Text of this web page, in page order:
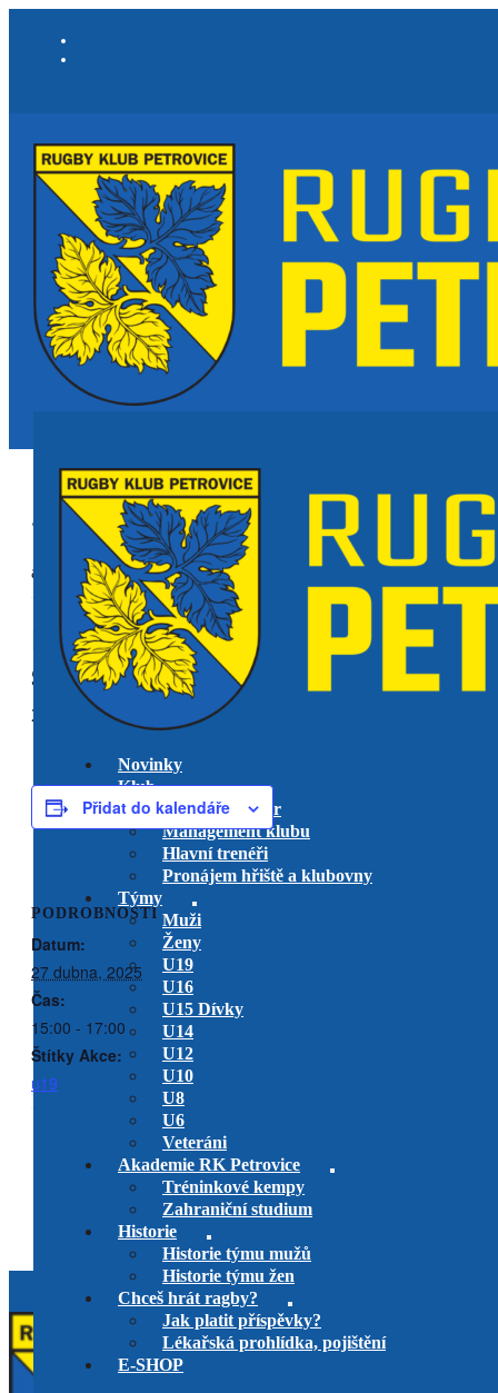
Novinky
Klub
Výkonný výbor
Management klubu
Hlavní trenéři
Pronájem hřiště a klubovny
Týmy
Muži
Ženy
U19
U16
U15 Dívky
U14
U12
U10
U8
U6
Veteráni
Akademie RK Petrovice
Tréninkové kempy
Zahraniční studium
Historie
Historie týmu mužů
Historie týmu žen
Chceš hrát ragby?
Jak platit příspěvky?
Lékařská prohlídka, pojištění
E-SHOP
« Všechny Akce
akce již proběhla.
RK Petrovice U19 vs. RC Tatra
Smíchov
27 dubna, 2025 @ 15:00-17:00
Přidat do kalendáře
PODROBNOSTI
Datum:
27 dubna, 2025
Čas:
15:00 - 17:00
Štítky Akce:
u19
RK Petrovice U14 B vs. RC
Havířov
hraje se v Říčanech
RK Petrovice U16 vs. AMMOR
PLIUS